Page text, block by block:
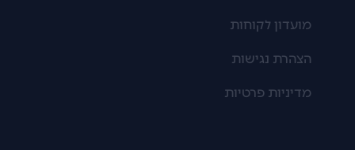
מועדון לקוחות
הצהרת נגישות
מדיניות פרטיות